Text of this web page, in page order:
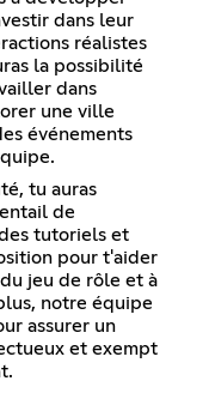
dans leur
réalistes
la possibilité
dans
une ville
événements
tu auras
de
tutoriels et
pour t'aider
jeu de rôle et à
notre équipe
assurer un
et exempt